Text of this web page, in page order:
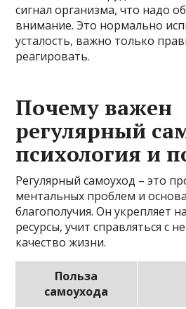
сигнал организма, что надо
внимание. Это нормально
усталость, важно только
реагировать.
Почему важен
регулярный
психология и
Регулярный самоуход – это
ментальных проблем и
благополучия. Он укрепляет
ресурсы, учит справляться с
качество жизни.
Польза
самоухода